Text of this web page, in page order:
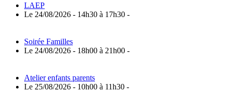
LAEP
Le 24/08/2026 - 14h30 à 17h30 -
Soirée Familles
Le 24/08/2026 - 18h00 à 21h00 -
Atelier enfants parents
Le 25/08/2026 - 10h00 à 11h30 -